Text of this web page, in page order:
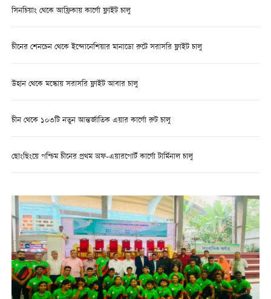
সিনচিয়াং থেকে আফ্রিকায় কার্গো ফ্লাইট চালু
চীনের শেনচেন থেকে ইন্দোনেশিয়ার মানাডো রুটে সরাসরি ফ্লাইট চালু
উহান থেকে মস্কোয় সরাসরি ফ্লাইট আবার চালু
চীন থেকে ১০৩টি নতুন আন্তর্জাতিক এয়ার কার্গো রুট চালু
ছোংছিংয়ে পশ্চিম চীনের প্রথম অফ-এয়ারপোর্ট কার্গো টার্মিনাল চালু